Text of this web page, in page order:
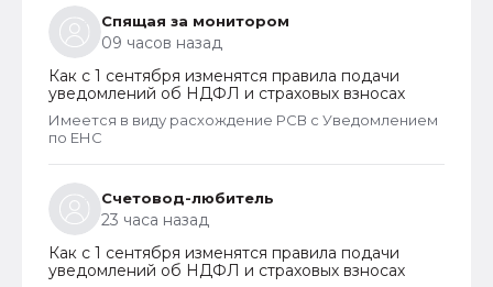
Спящая за монитором
09 часов назад
Как с 1 сентября изменятся правила подачи
уведомлений об НДФЛ и страховых взносах
Имеется в виду расхождение РСВ с Уведомлением
по ЕНС
Счетовод-любитель
23 часа назад
Как с 1 сентября изменятся правила подачи
уведомлений об НДФЛ и страховых взносах